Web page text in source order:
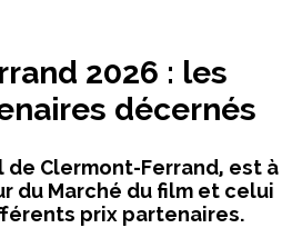
2026 : les
décernés
de Clermont-Ferrand, est à
du Marché du film et celui
prix partenaires.